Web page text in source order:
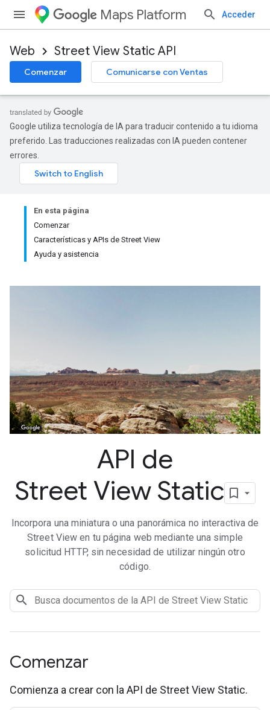
Maps Platform Acceder
Web Street View Static API
Comenzar Comunicarse con Ventas
Google utiliza tecnología de IA para traducir contenido a tu idioma
preferido. Las traducciones realizadas con IA pueden contener
errores.
En esta página
Comenzar
Características y APIs de Street View
Ayuda y asistencia
API de
Street View Static
Incorpora una miniatura o una panorámica no interactiva de
Street View en tu página web mediante una simple
solicitud HTTP, sin necesidad de utilizar ningún otro
código.
Comenzar
Comienza a crear con la API de Street View Static.